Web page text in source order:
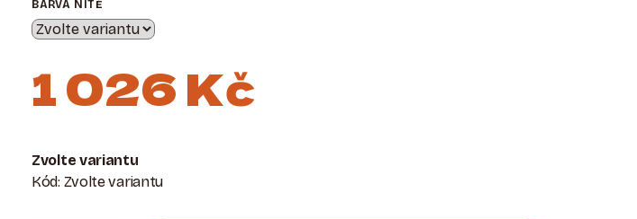
BARVA NITĚ
1 026 Kč
cena:
Zvolte variantu
Kód: Zvolte variantu